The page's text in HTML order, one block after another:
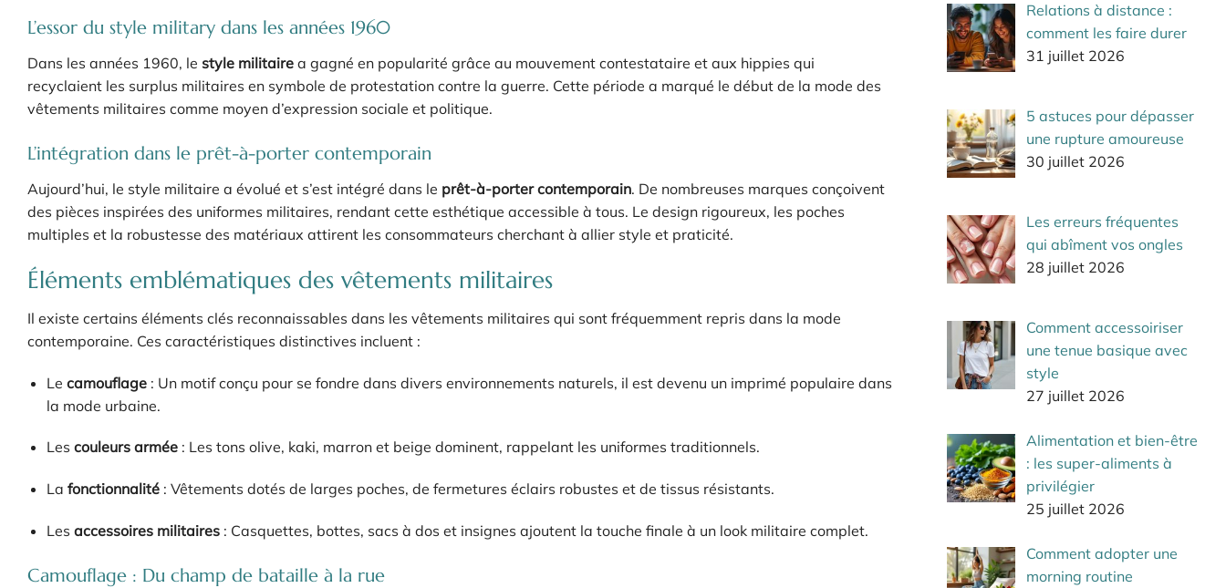
L’essor du style military dans les années 1960
Dans les années 1960, le style militaire a gagné en popularité grâce au mouvement contestataire et aux hippies qui
recyclaient les surplus militaires en symbole de protestation contre la guerre. Cette période a marqué le début de la mode des
vêtements militaires comme moyen d’expression sociale et politique.
L’intégration dans le prêt-à-porter contemporain
Aujourd’hui, le style militaire a évolué et s’est intégré dans le prêt-à-porter contemporain. De nombreuses marques conçoivent
des pièces inspirées des uniformes militaires, rendant cette esthétique accessible à tous. Le design rigoureux, les poches
multiples et la robustesse des matériaux attirent les consommateurs cherchant à allier style et praticité.
Éléments emblématiques des vêtements militaires
Il existe certains éléments clés reconnaissables dans les vêtements militaires qui sont fréquemment repris dans la mode
contemporaine. Ces caractéristiques distinctives incluent :
Le camouflage: Un motif conçu pour se fondre dans divers environnements naturels, il est devenu un imprimé populaire dans
la mode urbaine.
Les couleurs armée: Les tons olive, kaki, marron et beige dominent, rappelant les uniformes traditionnels.
La fonctionnalité: Vêtements dotés de larges poches, de fermetures éclairs robustes et de tissus résistants.
Les accessoires militaires: Casquettes, bottes, sacs à dos et insignes ajoutent la touche finale à un look militaire complet.
Camouflage : Du champ de bataille à la rue
Relations à distance :
comment les faire durer
31 juillet 2026
5 astuces pour dépasser
une rupture amoureuse
30 juillet 2026
Les erreurs fréquentes
qui abîment vos ongles
28 juillet 2026
Comment accessoiriser
une tenue basique avec
style
27 juillet 2026
Alimentation et bien-être
: les super-aliments à
privilégier
25 juillet 2026
Comment adopter une
morning routine